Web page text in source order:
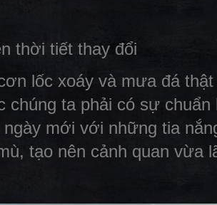
thời tiết thay đổi
lốc xoáy và mưa đá
chúng ta phải có sự
ngày mới với những tia
tạo nên cảnh quan vừa